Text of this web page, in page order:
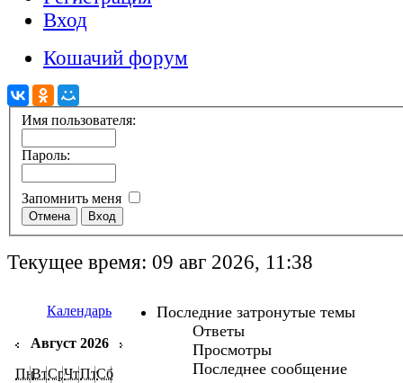
Вход
Кошачий форум
Имя пользователя:
Пароль:
Запомнить меня
Текущее время: 09 авг 2026, 11:38
Календарь
Август 2026
ПнВтСрЧтПтСб
Последние затронутые темы
Ответы
Просмотры
Последнее сообщение